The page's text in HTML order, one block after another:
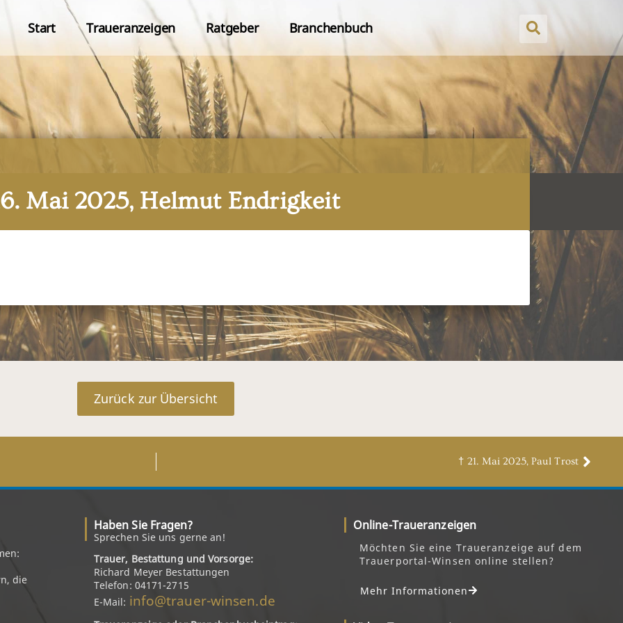
Start Traueranzeigen Ratgeber Branchenbuch
Mai 2025, Helmut Endrigkeit
Zurück zur Übersicht
† 21. Mai 2025, Paul Trost
die
Haben Sie Fragen?
Sprechen Sie uns gerne an!
Trauer, Bestattung und Vorsorge:
Richard Meyer Bestattungen
Telefon: 04171-2715
E-Mail: info@trauer-winsen.de
Online-Traueranzeigen
Möchten Sie eine Traueranzeige auf dem
Trauerportal-Winsen online stellen?
Mehr Informationen